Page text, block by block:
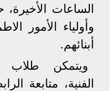
الساعات
وأولياء الأمور
أبنائهم.
ويتمكن طلاب
الفنية، متابعة